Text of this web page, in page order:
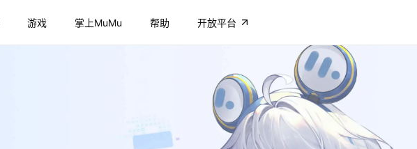
游戏 掌上MuMu 帮助 开放平台